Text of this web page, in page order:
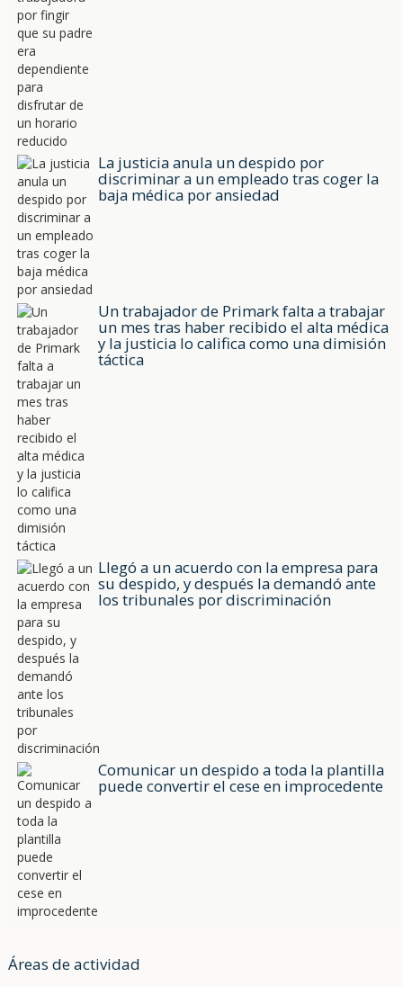
La justicia anula un despido por
discriminar a un empleado tras coger la
baja médica por ansiedad
Un trabajador de Primark falta a trabajar
un mes tras haber recibido el alta médica
y la justicia lo califica como una dimisión
táctica
Llegó a un acuerdo con la empresa para
su despido, y después la demandó ante
los tribunales por discriminación
Comunicar un despido a toda la plantilla
puede convertir el cese en improcedente
Áreas de actividad